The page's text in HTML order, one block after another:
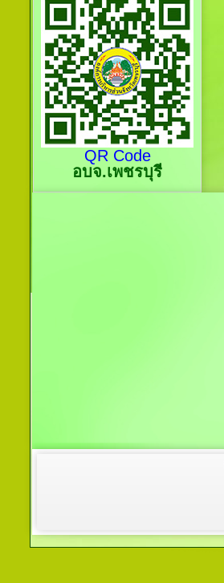
QR Code
อบจ.เพชรบุรี